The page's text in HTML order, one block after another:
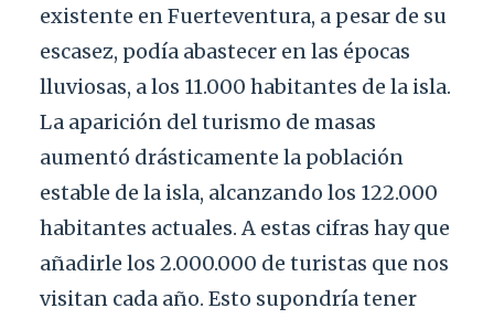
existente en Fuerteventura, a pesar de su
escasez, podía abastecer en las épocas
lluviosas, a los 11.000 habitantes de la isla.
La aparición del turismo de masas
aumentó drásticamente la población
estable de la isla, alcanzando los 122.000
habitantes actuales. A estas cifras hay que
añadirle los 2.000.000 de turistas que nos
visitan cada año. Esto supondría tener